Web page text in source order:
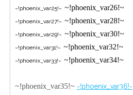
~!phoenix_var25!~ ~!phoenix_var26!~
~!phoenix_var27!~ ~!phoenix_var28!~
~!phoenix_var29!~ ~!phoenix_var30!~
~!phoenix_var31!~ ~!phoenix_var32!~
~!phoenix_var33!~ ~!phoenix_var34!~
~!phoenix_var35!~ ~!phoenix_var36!~